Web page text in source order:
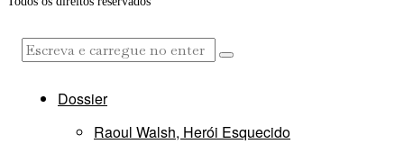
Dossier
Raoul Walsh, Herói Esquecido